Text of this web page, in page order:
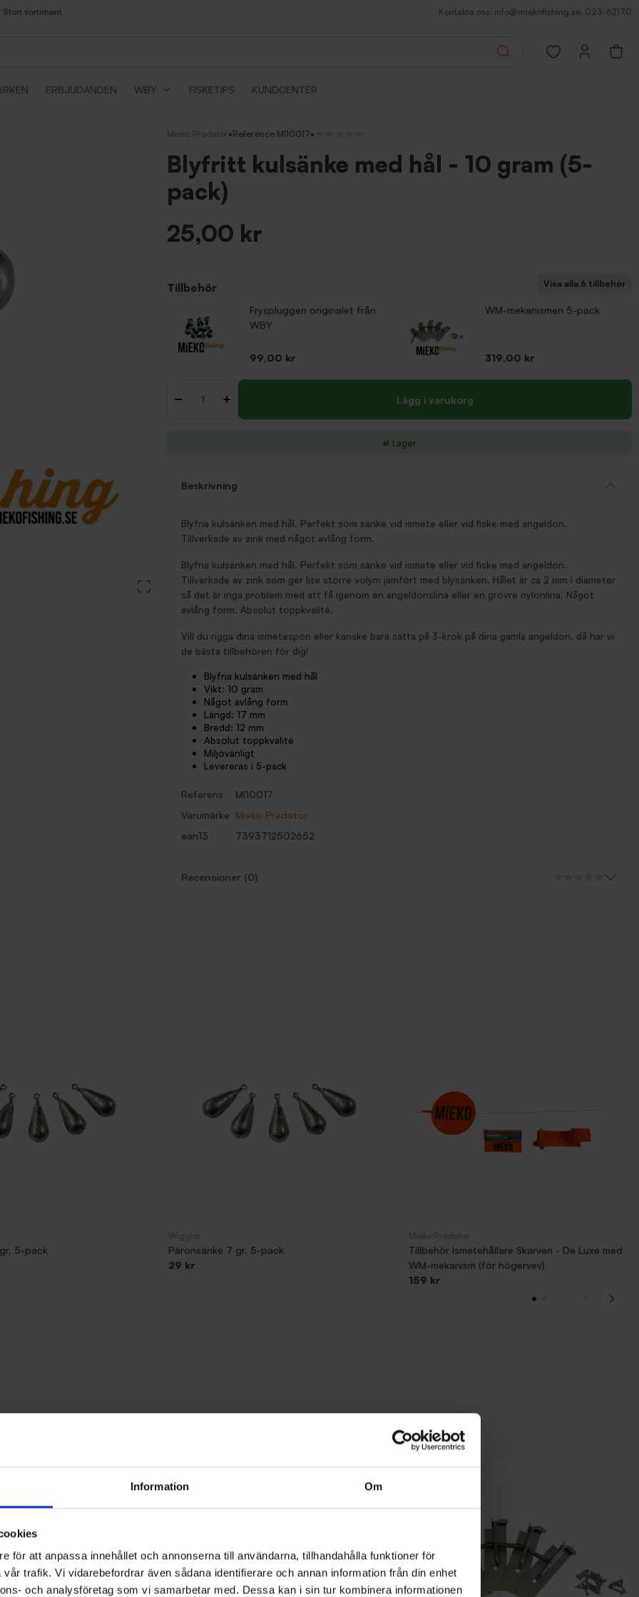
Information Om
för att anpassa innehållet och annonserna till användarna, tillhandahålla funktioner för
trafik. Vi vidarebefordrar även sådana identifierare och annan information från din enhet
och analysföretag som vi samarbetar med. Dessa kan i sin tur kombinera informationen
Stort sortiment Kontakta oss: info@miekofishing.se, 023-62170
Search
Open favorites
ERBJUDANDEN WBY FISKETIPS KUNDCENTER
View large image
Mieko Predator•Reference MI10017•
Blyfritt kulsänke med hål - 10 gram (5-
pack)
25,00 kr
Tillbehör Visa alla 6 tillbehör
Fryspluggen originalet från
WBY
Pris
99,00 kr
WM-mekanismen 5-pack
Pris
319,00 kr
Angelrulle med vev, extra bred
Pris
29,00 kr
Angeldonslina 175 m - vaxad
Pris
149,00 kr
Bästa signalfjädrarna till ismete/angelfiske, 10-pack
Pris
189,00 kr
Pinnar till angeldon 5-pack
Pris
219,00 kr
- + Lägg i varukorg
I Lager
Beskrivning
Blyfria kulsänken med hål. Perfekt som sänke vid ismete eller vid fiske med angeldon.
Tillverkade av zink med något avlång form.
Blyfria kulsänken med hål. Perfekt som sänke vid ismete eller vid fiske med angeldon.
Tillverkade av zink som ger lite större volym jämfört med blysänken. Hålet är ca 2 mm i diameter
så det är inga problem med att få igenom en angeldonslina eller en grövre nylonlina. Något
avlång form. Absolut toppkvalité.
Vill du rigga dina ismetespön eller kanske bara sätta på 3-krok på dina gamla angeldon, då har vi
de bästa tillbehören för dig!
Blyfria kulsänken med hål
Vikt: 10 gram
Något avlång form
Längd: 17 mm
Bredd: 12 mm
Absolut toppkvalité
Miljövänligt
Levereras i 5-pack
Referens
MI10017
Varumärke Mieko Predator
ean13
7393712502652
Recensioner (0)
5-pack
Päronsänke 7 gr, 5-pack
29 kr
Tillbehör Ismetehållare Skarven - De Luxe med
WM-mekanism (för högervev)
159 kr